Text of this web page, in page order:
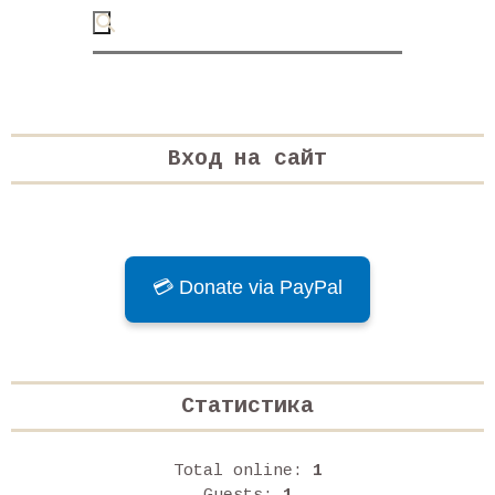
Вход на сайт
💳 Donate via PayPal
Статистика
Total online: 1